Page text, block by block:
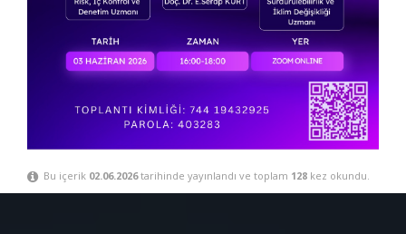
Bu içerik 02.06.2026tarihinde yayınlandı ve toplam 128 kez okundu.